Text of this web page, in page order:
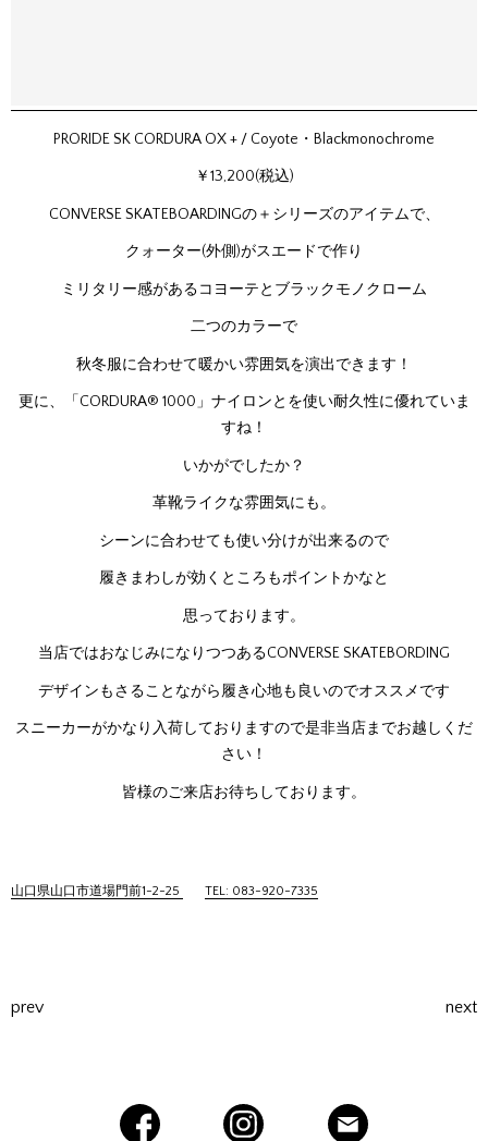
PRORIDE SK CORDURA OX + / Coyote・Blackmonochrome
￥13,200(税込)
CONVERSE SKATEBOARDINGの＋シリーズのアイテムで、
クォーター(外側)がスエードで作り
ミリタリー感があるコヨーテとブラックモノクローム
二つのカラーで
秋冬服に合わせて暖かい雰囲気を演出できます！
更に、「CORDURA® 1000」ナイロンとを使い耐久性に優れていま
すね！
いかがでしたか？
革靴ライクな雰囲気にも。
シーンに合わせても使い分けが出来るので
履きまわしが効くところもポイントかなと
思っております。
当店ではおなじみになりつつあるCONVERSE SKATEBORDING
デザインもさることながら履き心地も良いのでオススメです
スニーカーがかなり入荷しておりますので是非当店までお越しくだ
さい！
皆様のご来店お待ちしております。
山口県山口市道場門前1-2-25 TEL: 083-920-7335
prev next